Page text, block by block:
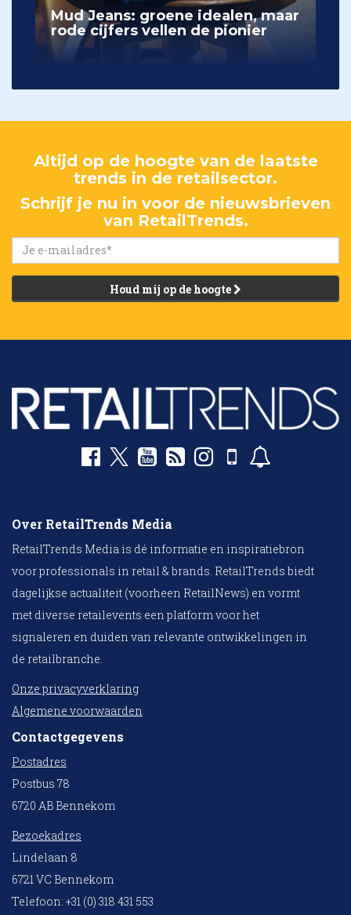
Mud Jeans: groene idealen, maar
rode cijfers vellen de pionier
Altijd op de hoogte van de laatste
trends in de retailsector.
Schrijf je nu in voor de nieuwsbrieven
van RetailTrends.
Houd mij op de hoogte
Over RetailTrends Media
RetailTrends Media is dé informatie en inspiratiebron
voor professionals in retail & brands. RetailTrends biedt
dagelijkse actualiteit (voorheen RetailNews) en vormt
met diverse retailevents een platform voor het
signaleren en duiden van relevante ontwikkelingen in
de retailbranche.
Onze privacyverklaring
Algemene voorwaarden
Contactgegevens
Postadres
Postbus 78
6720 AB Bennekom
Bezoekadres
Lindelaan 8
6721 VC Bennekom
Telefoon: +31 (0) 318 431 553